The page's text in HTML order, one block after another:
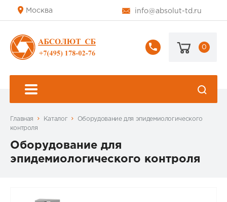
Москва info@absolut-td.ru
+7
178-
0
Главная Каталог
Оборудование для эпидемиологического
контроля
Оборудование для
эпидемиологического контроля